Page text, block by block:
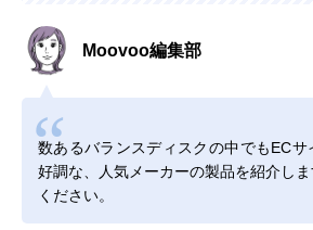
Moovoo編集部
数あるバランスディスクの中でもECサ
好調な、人気メーカーの製品を紹介し
ください。